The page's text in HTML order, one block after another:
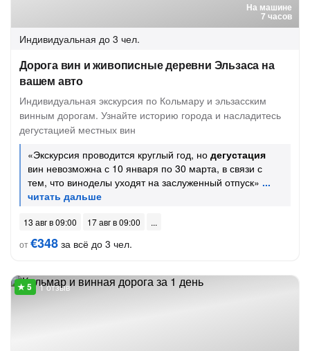
На машине
7 часов
Индивидуальная до 3 чел.
Дорога вин и живописные деревни Эльзаса на
вашем авто
Индивидуальная экскурсия по Кольмару и эльзасским
винным дорогам. Узнайте историю города и насладитесь
дегустацией местных вин
«Экскурсия проводится круглый год, но дегустация
вин невозможна с 10 января по 30 марта, в связи с
тем, что виноделы уходят на заслуженный отпуск»
13 авг в 09:00
17 авг в 09:00
от€348 за всё до 3 чел.
1 отзыв